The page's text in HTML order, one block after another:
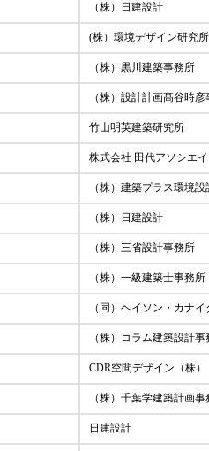
（株）日建設計
(株）環境デザイン研究
（株）黒川建築事務所
（株）設計計画髙谷時
竹山明英建築研究所
株式会社 田代アソシエ
（株）建築プラス環境
（株）日建設計
（株）三省設計事務所
（株）一級建築士事務
（同）ヘイソン・カナ
（株）コラム建築設計
CDR空間デザイン（株）
（株）千葉学建築計画
日建設計